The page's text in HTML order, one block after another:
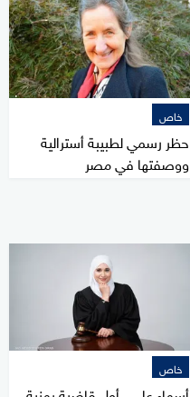
خاص
حظر رسمي لطبيبة أسترالية
ووصفتها في مصر
خاص